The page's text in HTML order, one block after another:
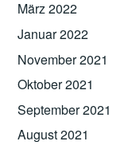
März 2022
Januar 2022
November 2021
Oktober 2021
September 2021
August 2021